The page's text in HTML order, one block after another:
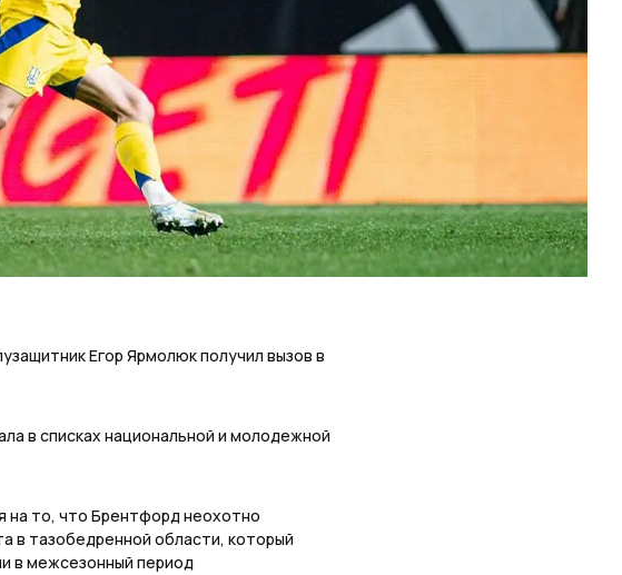
Егор Ярмолюк получил вызов в
в списках национальной и молодежной
на то, что Брентфорд неохотно
в тазобедренной области, который
в межсезонный период